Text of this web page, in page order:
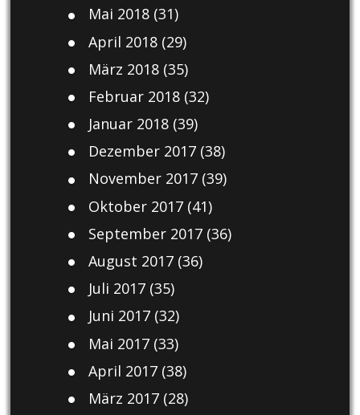
Mai 2018(31)
April 2018(29)
März 2018(35)
Februar 2018(32)
Januar 2018(39)
Dezember 2017(38)
November 2017(39)
Oktober 2017(41)
September 2017(36)
August 2017(36)
Juli 2017(35)
Juni 2017(32)
Mai 2017(33)
April 2017(38)
März 2017(28)